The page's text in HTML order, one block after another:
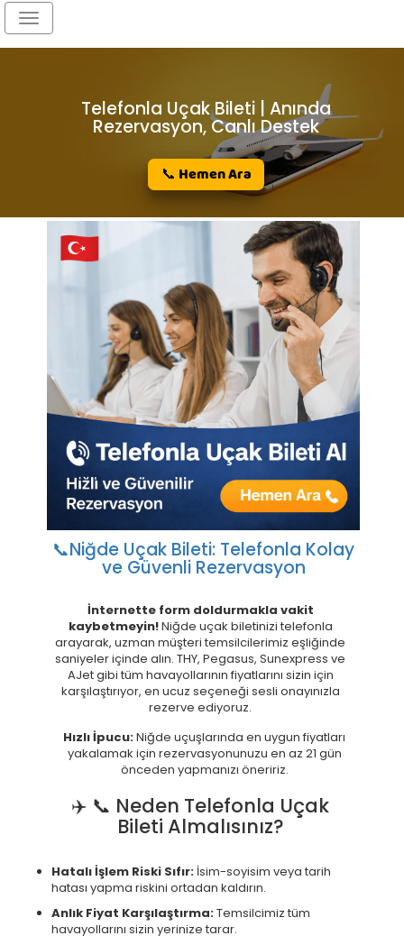
📞 Hemen Ara
✈️ 📞 Neden Telefonla Uçak
Bileti Almalısınız?
İnternette form doldurmakla vakit
kaybetmeyin!Niğde uçak biletinizi telefonla
arayarak, uzman müşteri temsilcilerimiz eşliğinde
saniyeler içinde alın. THY, Pegasus, Sunexpress ve
AJet gibi tüm havayollarının fiyatlarını sizin için
karşılaştırıyor, en ucuz seçeneği sesli onayınızla
rezerve ediyoruz.
Hızlı İpucu:Niğde uçuşlarında en uygun fiyatları
yakalamak için rezervasyonunuzu en az 21 gün
önceden yapmanızı öneririz.
Telefonla Uçak Bileti | Anında
Rezervasyon, Canlı Destek
📞Niğde Uçak Bileti: Telefonla Kolay
ve Güvenli Rezervasyon
Hatalı İşlem Riski Sıfır: İsim-soyisim veya tarih
hatası yapma riskini ortadan kaldırın.
Anlık Fiyat Karşılaştırma:Temsilcimiz tüm
havayollarını sizin yerinize tarar.
Toggle
navigation